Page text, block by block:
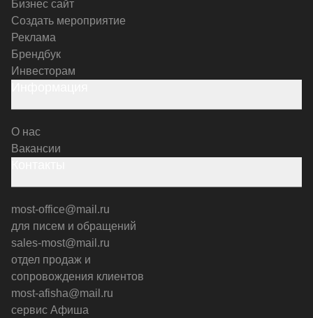
Бизнес сайт
Создать мероприятие
Реклама
Брендбук
Инвесторам
О нас
Вакансии
most-office@mail.ru
для писем и обращений
sales-most@mail.ru
отдел продаж и
сопровождения клиентов
most-afisha@mail.ru
сервис Афиша